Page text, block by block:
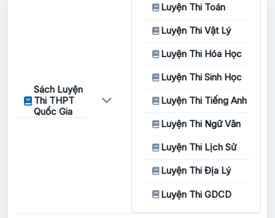
Sách Luyện
Thi THPT
Quốc Gia
Luyện Thi Toán
Luyện Thi Vật Lý
Luyện Thi Hóa Học
Luyện Thi Sinh Học
Luyện Thi Tiếng Anh
Luyện Thi Ngữ Văn
Luyện Thi Lịch Sử
Luyện Thi Địa Lý
Luyện Thi GDCD